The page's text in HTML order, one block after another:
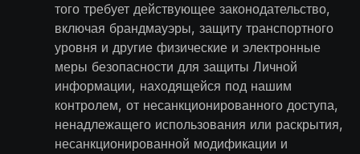
того требует действующее законодательство,
включая брандмауэры, защиту транспортного
уровня и другие физические и электронные
меры безопасности для защиты Личной
информации, находящейся под нашим
контролем, от несанкционированного доступа,
ненадлежащего использования или раскрытия,
несанкционированной модификации и